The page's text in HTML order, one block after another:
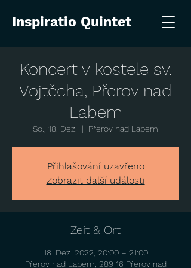
Inspiratio Quintet
Koncert v kostele sv.
Vojtěcha, Přerov nad
Labem
So., 18. Dez.
  |
Přerov nad Labem
Přihlašování uzavřeno
Zobrazit další události
Zeit & Ort
18. Dez. 2022, 20:00 – 21:00
Přerov nad Labem, 289 16 Přerov nad